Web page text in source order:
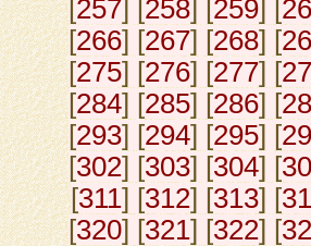
[257] [258] [259] [
[266] [267] [268] [
[275] [276] [277] [
[284] [285] [286] [
[293] [294] [295] [
[302] [303] [304] [
[311] [312] [313] [
[320] [321] [322] [